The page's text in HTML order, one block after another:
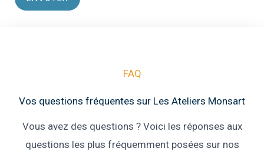
FAQ
Vos questions fréquentes sur Les Ateliers Monsart
Vous avez des questions ? Voici les réponses aux
questions les plus fréquemment posées sur nos